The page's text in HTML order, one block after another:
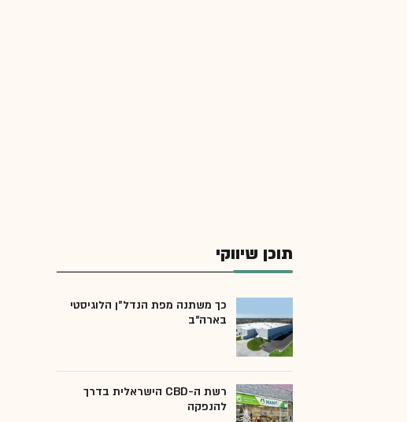
תוכן שיווקי
כך משתנה מפת הנדל"ן הלוגיסטי
בארה"ב
רשת ה-CBD הישראלית בדרך
להנפקה